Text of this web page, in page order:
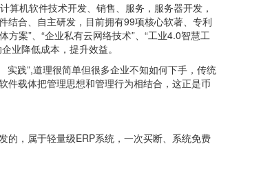
算机软件技术开发、销售、服务，服务器开发，
结合、自主研发，目前拥有99项核心软著、专利
案”、“企业私有云网络技术”、“工业4.0智慧工
业降低成本，提升效益。
实践”,道理很简单但很多企业不知如何下手，传统
件载体把管理思想和管理行为相结合，这正是币
的，属于轻量级ERP系统，一次买断、系统免费